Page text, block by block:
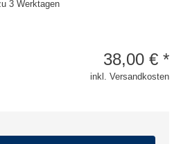
3 Werktagen
38,00 € *
inkl. Versandkosten